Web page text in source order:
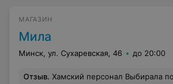
МАГАЗИН
Мила
Минск, ул. Сухаревская, 46 до 20:00
Отзыв. Хамский персонал Выбирала помаду для губ в подарок. Витрина закрытая, попросила консультанта показать тона. Тестеров не оказалось, помады стоят открытые без крышечки, консультант уронила один из образцов для продажи прямо на грязный пол. Сама при этом